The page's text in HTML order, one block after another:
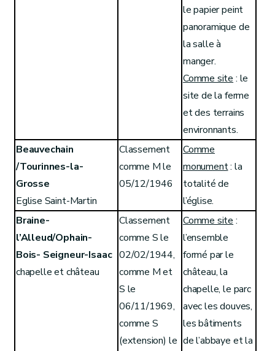
le papier peint
panoramique de
la salle à
manger.
Comme site : le
site de la ferme
et des terrains
environnants.
Beauvechain
/Tourinnes-la-
Grosse
Eglise Saint-Martin
Classement
comme M le
05/12/1946
Comme
monument: la
totalité de
l’église.
Braine-
l’Alleud/Ophain-
Bois- Seigneur-Isaac
chapelle et château
Classement
comme S le
02/02/1944,
comme M et
S le
06/11/1969,
comme S
(extension) le
Comme site :
l’ensemble
formé par le
château, la
chapelle, le parc
avec les douves,
les bâtiments
de l’abbaye et la